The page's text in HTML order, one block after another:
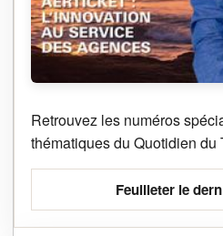
Retrouvez les numéros
thématiques du Quotidien du
Feuilleter le